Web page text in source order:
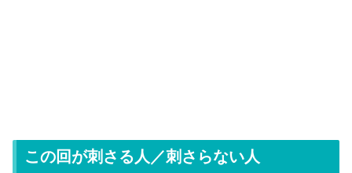
この回が刺さる人／刺さらない人